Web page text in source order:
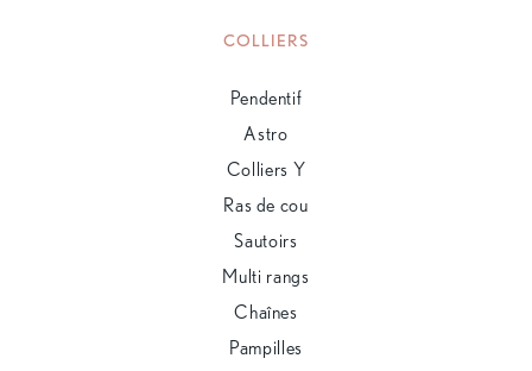
COLLIERS
Pendentif
Astro
Colliers Y
Ras de cou
Sautoirs
Multi rangs
Chaînes
Pampilles